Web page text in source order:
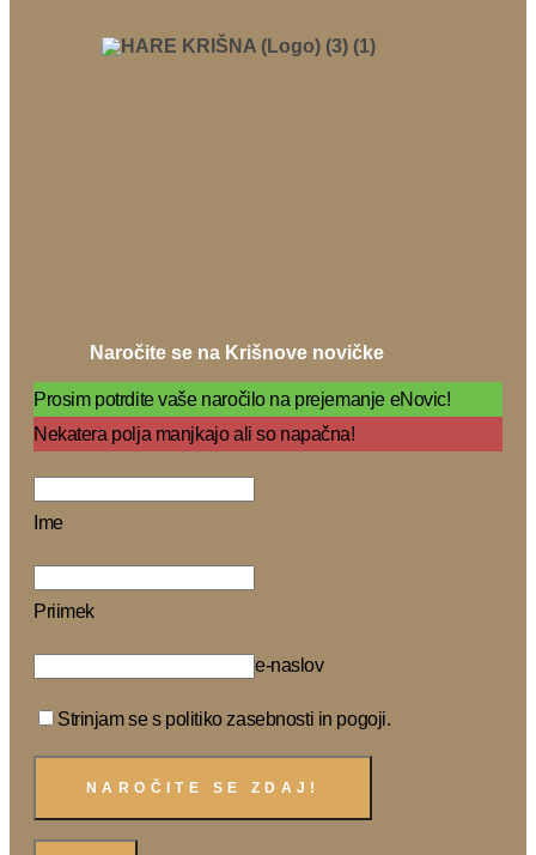
Naročite se na Krišnove novičke
Prosim potrdite vaše naročilo na prejemanje eNovic!
Nekatera polja manjkajo ali so napačna!
Ime
Priimek
e-naslov
Strinjam se s politiko zasebnosti in pogoji.